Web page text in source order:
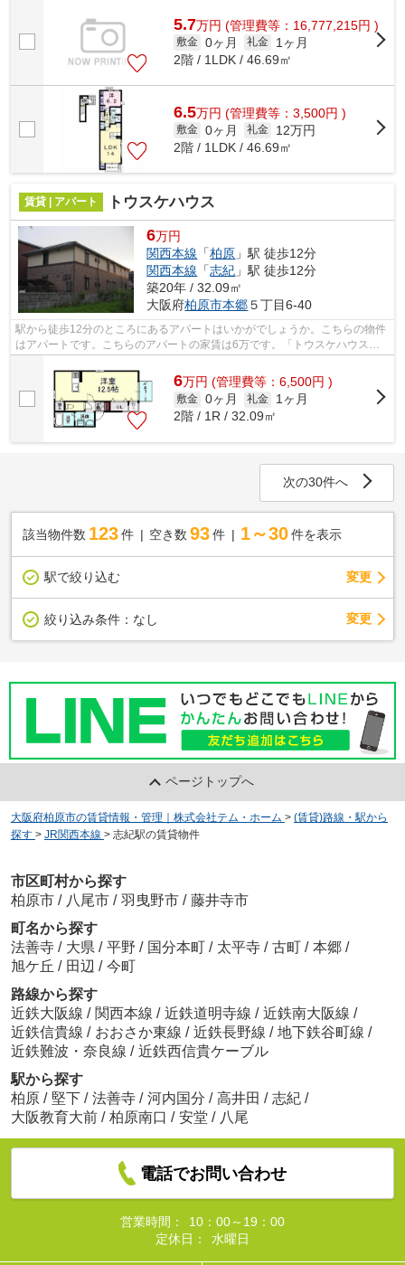
5.7万円 (管理費等：16,777,215円 )
敷金 0ヶ月 礼金
1ヶ月
2階 / 1LDK / 46.69㎡
6.5万円 (管理費等：3,500円 )
敷金 0ヶ月 礼金
12万円
2階 / 1LDK / 46.69㎡
賃貸 | アパート トウスケハウス
6万円
関西本線 「柏原 」駅 徒歩12分
関西本線 「志紀 」駅 徒歩12分
築20年 / 32.09㎡
大阪府柏原市本郷５丁目6-40
駅から徒歩12分のところにあるアパートはいかがでしょうか。こちらの物件
はアパートです。こちらのアパートの家賃は6万です。「トウスケハウス」
のここがイチオシ。テム・ホームは、あ...
6万円 (管理費等：6,500円 )
敷金 0ヶ月 礼金
1ヶ月
2階 / 1R / 32.09㎡
次の30件へ
該当物件数 123件 空き数 93 件 1～30 件を表示
駅で絞り込む 変更
絞り込み条件： なし 変更
ページトップへ
大阪府柏原市の賃貸情報・管理｜株式会社テム・ホーム > (賃貸)路線・駅から
探す > JR関西本線 > 志紀駅の賃貸物件
市区町村から探す
柏原市 / 八尾市 / 羽曳野市 / 藤井寺市
町名から探す
法善寺 / 大県 / 平野 / 国分本町 / 太平寺 / 古町 / 本郷 /
旭ケ丘 / 田辺 / 今町
路線から探す
近鉄大阪線 / 関西本線 / 近鉄道明寺線 / 近鉄南大阪線 /
近鉄信貴線 / おおさか東線 / 近鉄長野線 / 地下鉄谷町線 /
近鉄難波・奈良線 / 近鉄西信貴ケーブル
駅から探す
柏原 / 堅下 / 法善寺 / 河内国分 / 高井田 / 志紀 /
大阪教育大前 / 柏原南口 / 安堂 / 八尾
電話でお問い合わせ
営業時間：
10：00～19：00
定休日：
水曜日